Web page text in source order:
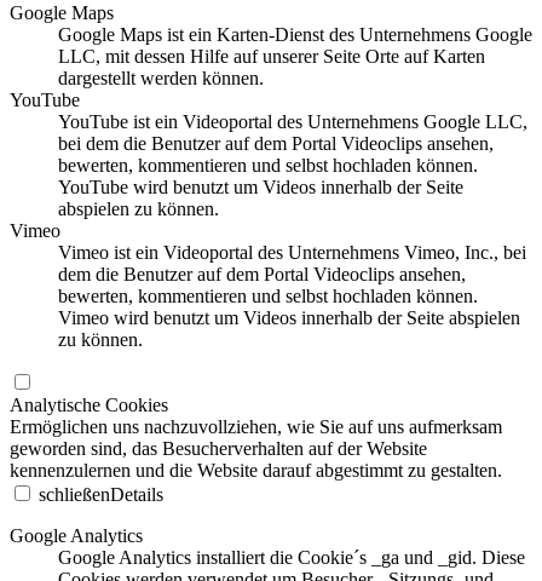
Google Maps
Google Maps ist ein Karten-Dienst des Unternehmens Google
LLC, mit dessen Hilfe auf unserer Seite Orte auf Karten
dargestellt werden können.
YouTube
YouTube ist ein Videoportal des Unternehmens Google LLC,
bei dem die Benutzer auf dem Portal Videoclips ansehen,
bewerten, kommentieren und selbst hochladen können.
YouTube wird benutzt um Videos innerhalb der Seite
abspielen zu können.
Vimeo
Vimeo ist ein Videoportal des Unternehmens Vimeo, Inc., bei
dem die Benutzer auf dem Portal Videoclips ansehen,
bewerten, kommentieren und selbst hochladen können.
Vimeo wird benutzt um Videos innerhalb der Seite abspielen
zu können.
Analytische Cookies
Ermöglichen uns nachzuvollziehen, wie Sie auf uns aufmerksam
geworden sind, das Besucherverhalten auf der Website
kennenzulernen und die Website darauf abgestimmt zu gestalten.
schließenDetails
Google Analytics
Google Analytics installiert die Cookie´s _ga und _gid. Diese